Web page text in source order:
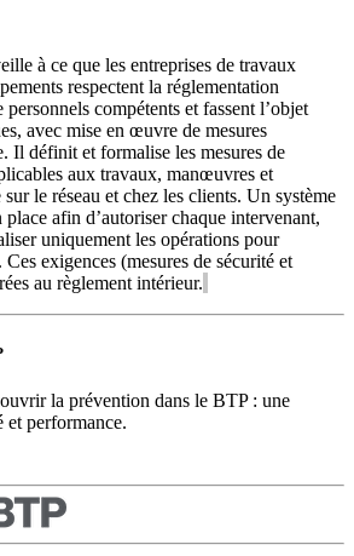
à ce que les entreprises de travaux
respectent la réglementation
compétents et fassent l’objet
avec mise en œuvre de mesures
Il définit et formalise les mesures de
aux travaux, manœuvres et
le réseau et chez les clients. Un système
afin d’autoriser chaque intervenant,
uniquement les opérations pour
exigences (mesures de sécurité et
au règlement intérieur.
la prévention dans le BTP : une
et performance.